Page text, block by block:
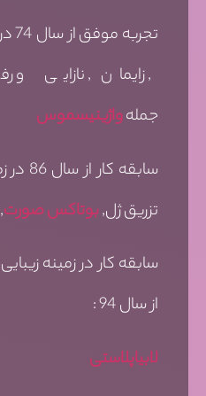
, زایمان , نازایی و
جملهواژینیسموس
سابقه کار از سال 86 در زمینه :
تزریق ژل,بوتاکس صورت
سابقه کار در زمینه زیبایی
از سال 94 :
لابیاپلاستی